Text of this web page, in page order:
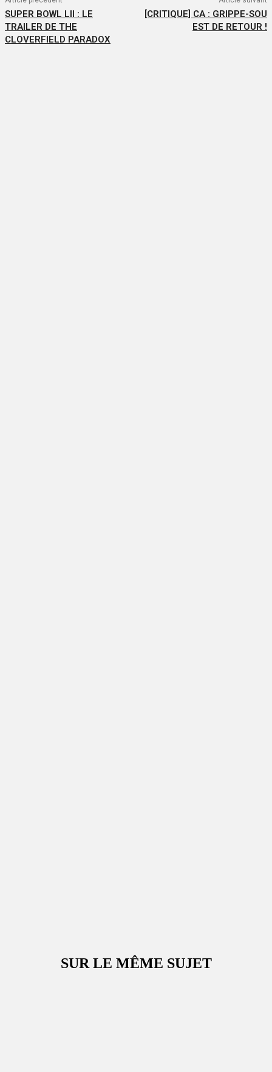
SUPER BOWL LII : LE
TRAILER DE THE
CLOVERFIELD PARADOX
[CRITIQUE] CA : GRIPPE-SOU
EST DE RETOUR !
SUR LE MÊME SUJET